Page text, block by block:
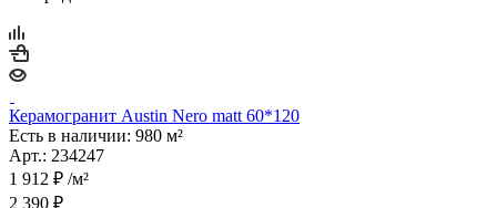
Керамогранит Austin Nero matt 60*120
Есть в наличии: 980 м²
Арт.: 234247
1 912 ₽ /м²
2 390 ₽